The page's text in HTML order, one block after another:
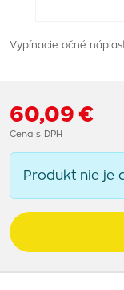
Vypínacie očné
60,09 €
Cena s DPH
Produkt nie je